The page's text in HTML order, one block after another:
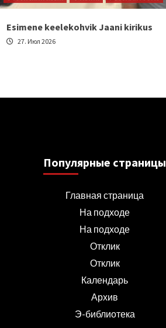
Esimene keelekohvik Jaani kirikus
27. Июл 2026
Популярные страницы
Главная страница
На подходе
На подходе
Отклик
Отклик
Календарь
Архив
Э-библиотека